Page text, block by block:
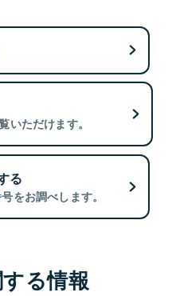
いただけます。
る
をお調べします。
る情報